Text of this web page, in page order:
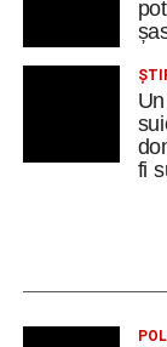
Ultimele
mașină
Berlin
fi